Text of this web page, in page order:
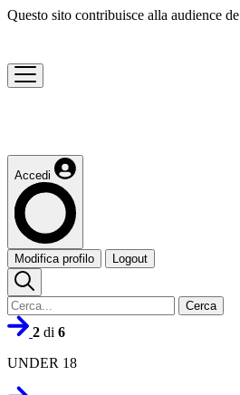
Questo sito contribuisce alla audience de
Accedi
Modifica profilo Logout
Cerca
2 di 6
UNDER 18